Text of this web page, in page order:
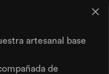
artesanal base
de